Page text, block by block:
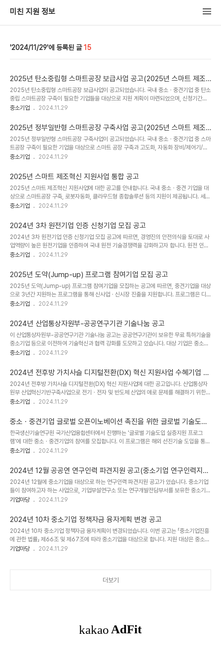
미친 지원 정보
2024/11/29 15
2025년 탄소중립형 스마트공장 보급사업 공고(2025년 스마트 제조
혁신 지원사업)
2025년 탄소중립형 스마트공장 보급사업이 공고되었습니다. 국내 중소ㆍ중견기업 중 탄소
중립 스마트공장 구축이 필요한 기업들을 대상으로 지원 계획이 마련되었으며, 신청기간은
2024년 10월 7일부터 2025년 1월 6일까지이며 온라인으로 접수 가능합니다. 지원내용
조혁신추진단으로 가능합니다. 지원유형은 정보로 문의바랍니다.[상세내용]■ 공고 제목
2025년 탄소중립형 스마트공장 보급사업 공고(2025년 스마트 제조혁신 지원사업) ■ 지
원유형기타 ■ 사업개요「2025년도 탄소중립형 스마트공장 보급사업」의 지원계획을 다음
과 같이 공고하오니, 동 사업 참여를 희망하는 기업은 다음 안내에 따라 신청하시기 바랍니
다.☞국내 중소ㆍ중견..
중소기업 2024.11.29
2025년 정부일반형 스마트공장 구축사업 공고(2025년 스마트 제조
혁신 지원사업)
2025년 정부일반형 스마트공장 구축사업이 공고되었습니다. 국내 중소ㆍ중견기업 중 스마
트공장 구축이 필요한 기업을 대상으로 스마트 공장 구축과 고도화, 자동화 장비/제어기/센
서 등을 지원하고 있습니다. 신청기간은 2024-10-07부터 2025-01-06까지이며, 신
벤처기업부나 스마트제조혁신추진단, 지역테크노파크로 문의하시면 됩니다.[상세내용]■
공고 제목2025년 정부일반형 스마트공장 구축사업 공고(2025년 스마트 제조혁신 지원사
업) ■ 지원유형기타 ■ 사업개요「2025년도 정부일반형 스마트공장 구축사업」의 지원계획
을 다음과 같이 공고합니다.☞국내 중소ㆍ중견기업 중 스마트공장 구축이 필요한 제조기업
(도입기업 및 공급기..
중소기업 2024.11.29
2025년 스마트 제조혁신 지원사업 통합 공고
2025년 스마트 제조혁신 지원사업에 대한 공고를 안내합니다. 국내 중소ㆍ중견 기업을 대
상으로 스마트공장 구축, 로봇자동화, 클라우드형 종합솔루션 등의 지원이 제공됩니다. 세부
사업별로 신청기간과 방법이 상이하니 공고문을 참고해주세요. 문의는 세부사업별로 가능하
2025년 스마트 제조혁신 지원사업 통합 공고 ■ 지원유형기타 ■ 사업개요제조혁신을 통
한 중소ㆍ중견기업의 경쟁력 제고를 위해 「2025년 스마트 제조혁신 지원사업」을 다음과 같
이 공고합니다.☞국내 중소ㆍ중견 기업☞ 스마트공장 구축, 로봇자동화, 스마트공장 수준확
인, 클라우드형 종합솔루션, 공급기업 역량진단, 제조DX 멘토단 활용, 제조데이터 상품 가공
등 지원..
중소기업 2024.11.29
2024년 3차 원전기업 인증 신청기업 모집 공고
2024년 3차 원전기업 인증 신청기업 모집 공고에 따르면, 경영진의 안전의식을 토대로 사
업역량이 높은 원전기업을 인증하여 국내 원전 기술경쟁력을 강화하고자 합니다. 원전 인증
을 받고자 하는 기업은 2024년 11월 5일부터 11월 29일까지 신청할 수 있으며, 이메일로
무국으로 문의 바랍니다.[상세내용]■ 공고 제목2024년 3차 원전기업 인증 신청기업 모집
공고 ■ 지원유형기타 ■ 사업개요경영진의 안전의식을 바탕으로 높은 사업역량을 갖춘 원
전기업을 인증함으로써 국내 원전 기술경쟁력 강화 및 원전 안전성 제고를 도모하고자 「원전
기업 인증제도」를 다음과 같이 시행하고자 하오니 인증을 받고자 하는 기업은 신청하여 주시
기..
중소기업 2024.11.29
2025년 도약(Jump-up) 프로그램 참여기업 모집 공고
2025년 도약(Jump-up) 프로그램 참여기업을 모집하는 공고에 따르면, 중견기업을 대상
으로 3년간 지원하는 프로그램을 통해 신사업ㆍ신시장 진출을 지원합니다. 프로그램은 디렉
팅, 오픈바우처, 네트워킹, 정책연계 등 4가지 세부 프로그램으로 구성되어 있습니다. 지원
해 온라인으로 신청할 수 있습니다. 프로그램에 대한 자세한 내용은 해당 공단으로 문의하시
면 도움이 될 것입니다.[상세내용]■ 공고 제목2025년 도약(Jump-up) 프로그램 참여기
업 모집 공고 ■ 지원유형기타 ■ 사업개요신사업ㆍ신시장 진출을 종합적ㆍ체계적으로 지원
하여 중견(후보)기업으로 성장을 촉진하기 위한 「도약(Jump-up) 프로그램」사업에 ..
중소기업 2024.11.29
2024년 산업통상자원부-공공연구기관 기술나눔 공고
이 산업통상자원부-공공연구기관 기술나눔 공고는 공공연구기관이 보유한 무료 특허기술을
중소기업 등으로 이전하여 기술혁신과 협력 강화를 도모하고 있습니다. 대상 기업은 중소ㆍ
중견기업이며, 지원 기간은 2024-11-18부터 2024-12-24까지이며, 신청은 국가기술은
산업기술진흥원으로 가능합니다.[상세내용]■ 공고 제목2024년 산업통상자원부-공공연
구기관 기술나눔 공고 ■ 지원유형기타 ■ 사업개요공공연구기관이 보유한 특허기술을 중소
기업 등으로 무상이전하여 기술혁신과 민간-공공부문 협력을 강화하고자 기여하고자 다음
과 같이 기술나눔을 공고하오니 참여하고자 하는 기업은 아래 절차에 따라 신청하여 주시기
바랍니다.☞중소ㆍ중견기업☞..
중소기업 2024.11.29
2024년 전후방 가치사슬 디지털전환(DX) 혁신 지원사업 수혜기업 모
집 공고
2024년 전후방 가치사슬 디지털전환(DX) 혁신 지원사업에 대한 공고입니다. 산업통상자
원부 산업혁신기반구축사업으로 전기ㆍ전자 및 반도체 산업의 애로 문제를 해결하기 위한
지원을 실시하며, 소분장 중소ㆍ중견 기업을 대상으로 최대 1.5억원 지원합니다. 신청 기간
항은 금오공과대학교 가치사슬DX혁신사업단으로 문의 바랍니다.[상세내용]■ 공고 제목
2024년 전후방 가치사슬 디지털전환(DX) 혁신 지원사업 수혜기업 모집 공고 ■ 지원유형
기타 ■ 사업개요산업통상자원부 산업혁신기반구축사업(산업현장 수요대응형)의 일환으로
전기ㆍ전자 및 반도체 소부장 산업의 생산 및 기업운영과 관련된 현장 애로 문제를 해결하기
위한 DX 혁..
중소기업 2024.11.29
중소ㆍ중견기업 글로벌 오픈이노베이션 촉진을 위한 글로벌 기술도입
실증지원 프로그램 모집 공고(AI 활용 플랫폼 구축 사업)
한국생산기술연구원 국가산업융합센터에서 진행하는 '글로벌 기술도입 실증지원 프로그
램'에 대한 중소ㆍ중견기업의 참여를 모집합니다. 이 프로그램은 해외 선진기술 도입을 통해
제품과 서비스를 개선하고 있는 기업에 대해 5,000천원 내외의 지원을 제공하며, 신청 기
내용은 공고를 확인하시고 신청하시기 바랍니다.[상세내용]■ 공고 제목중소ㆍ중견기업 글
로벌 오픈이노베이션 촉진을 위한 글로벌 기술도입 실증지원 프로그램 모집 공고(AI 활용 플
랫폼 구축 사업) ■ 지원유형기타 ■ 사업개요한국생산기술연구원 국가산업융합센터에서는
국내 기술ㆍ제품 경쟁력 강화 및 글로벌 오픈이노베이션생태계 활성화를 목적으로, 글로벌
기술도입 실증지원 ..
중소기업 2024.11.29
2024년 12월 공공연 연구인력 파견지원 공고(중소기업 연구인력지원
사업)
2024년 12월에 중소기업을 대상으로 하는 연구인력 파견지원 공고가 있습니다. 중소기업
들이 참여하고자 하는 사업으로, 기업부설연구소 또는 연구개발전담부서를 보유한 중소기
업, 경영혁신형 중소기업, 벤처기업이 지원 대상이며 최대 3년 이내 파견인력 연봉의 50%
12월 1일부터 31일까지이니 참고하시기 바랍니다.[상세내용]□ 공고 제목2024년 12월 공
공연 연구인력 파견지원 공고(중소기업 연구인력지원사업) □ 지원대상중소기업 □ 신청기
간20241201 ~ 20241231 □ 사업개요「2024년 중소기업 연구인력지원사업 시행계획」
을 다음과 같이 공고하오니, 동 사업에 참여하고자 하는 중소기업은 사업 안내에 따라 신청
하시기 바..
기업마당 2024.11.29
2024년 10차 중소기업 정책자금 융자계획 변경 공고
2024년 10차 중소기업 정책자금 융자계획이 변경되었습니다. 이번 공고는 「중소기업진흥
에 관한 법률」 제66조 및 제67조에 따라 중소기업을 대상으로 합니다. 지원 대상은 중소벤
처기업으로 사업별 정책자금을 신청할 수 있는 기업이며, 총 지원규모는 융자(4조 7,332억
금 융자계획 변경 공고 □ 지원대상중소기업 □ 신청기간예산 소진시까지 □ 사업개요「중소
기업마당 2024.11.29
더보기